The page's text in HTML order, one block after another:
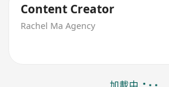
Content Creator
Rachel Ma Agency